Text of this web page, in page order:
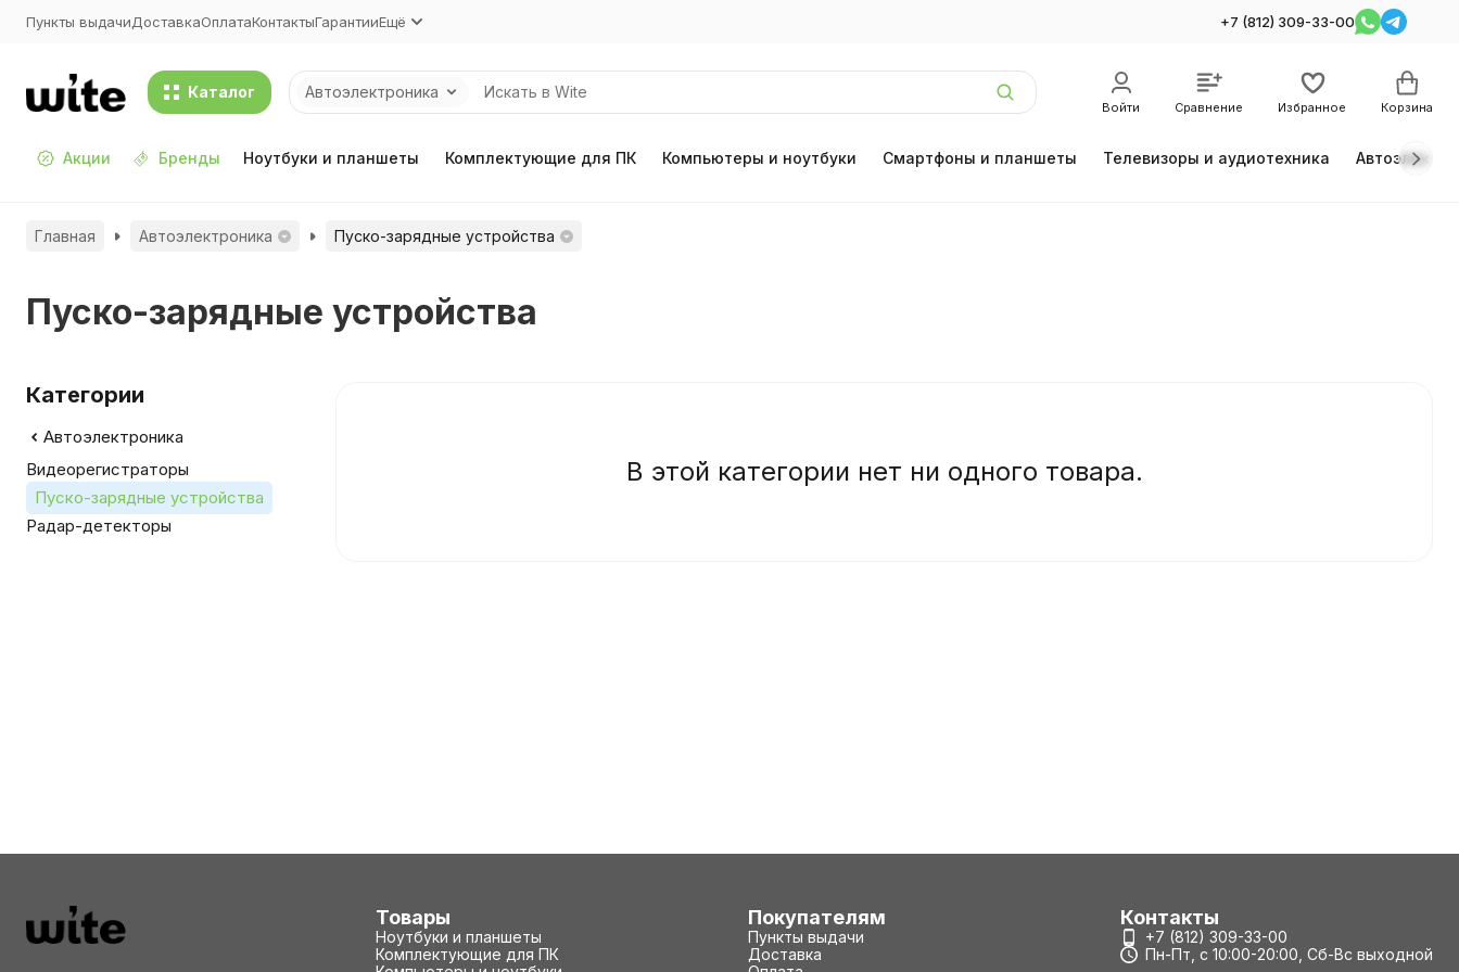
Пункты выдачиДоставкаОплатаКонтактыГарантииЕщё +7 (812) 309-33-00
Каталог Автоэлектроника
Войти Сравнение Избранное Корзина
Акции Бренды Ноутбуки и планшеты Комплектующие для ПК Компьютеры и ноутбуки Смартфоны и планшеты Телевизоры и аудиотехника
Главная Автоэлектроника Пуско-зарядные устройства
Пуско-зарядные устройства
В этой категории нет ни одного товара.
Категории
Автоэлектроника
Видеорегистраторы
Пуско-зарядные устройства
Радар-детекторы
Товары
Ноутбуки и планшеты
Комплектующие для ПК
Покупателям
Пункты выдачи
Доставка
Контакты
+7 (812) 309-33-00
Пн-Пт, с 10:00-20:00, Сб-Вс выходной